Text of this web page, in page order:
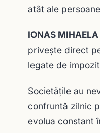
atât ale
IONAS
privește direct
legate de
Societățile au
confruntă zilnic
evolua constant